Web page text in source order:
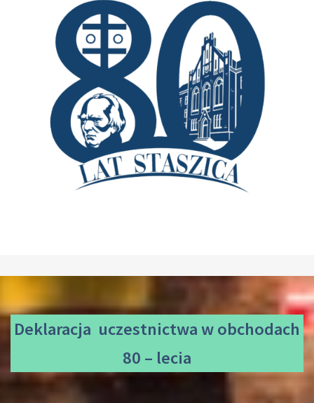
Deklaracja uczestnictwaw obchodach
80 – lecia